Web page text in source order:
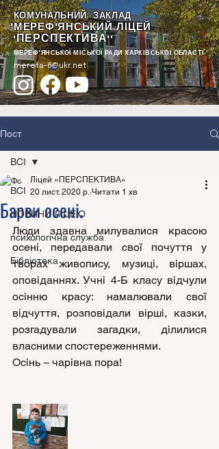
КОМУНАЛЬНИЙ ЗАКЛАД
"МЕРЕФ'ЯНСЬКИЙ ЛІЦЕЙ
"ПЕРСПЕКТИВА""
МЕРЕФ'ЯНСЬКОЇ МІСЬКОЇ РАДИ ХАРКІВСЬКОЇ ОБЛАСТІ
merefa-6@ukr.net
Пост
ВСІ
НОВИНИ ЛІЦЕЮ
психологічна служба
Бібліотека
ВСІ
Барви осені.
Ліцей «ПЕРСПЕКТИВА»
20 лист. 2020 р. Читати 1 хв
Люди здавна милувалися красою
осені, передавали свої почуття у
творах живопису, музиці, віршах,
оповіданнях. Учні 4-Б класу відчули
осінню красу: намалювали свої
відчуття, розповідали вірші, казки,
розгадували загадки, ділилися
власними спостереженнями.
Осінь − чарівна пора!